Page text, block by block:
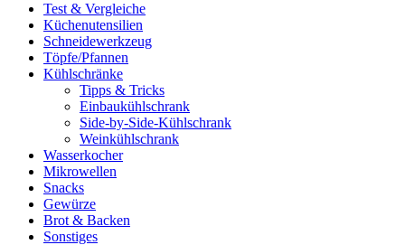
Test & Vergleiche
Küchenutensilien
Schneidewerkzeug
Töpfe/Pfannen
Kühlschränke
Tipps & Tricks
Einbaukühlschrank
Side-by-Side-Kühlschrank
Weinkühlschrank
Wasserkocher
Mikrowellen
Snacks
Gewürze
Brot & Backen
Sonstiges